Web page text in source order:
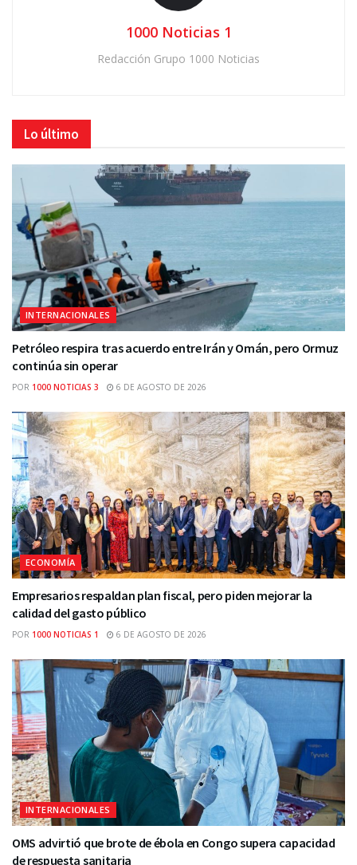
1000 Noticias 1
Redacción Grupo 1000 Noticias
Lo último
INTERNACIONALES
Petróleo respira tras acuerdo entre Irán y Omán, pero Ormuz
continúa sin operar
POR 1000 NOTICIAS 3 6 DE AGOSTO DE 2026
ECONOMÍA
Empresarios respaldan plan fiscal, pero piden mejorar la
calidad del gasto público
POR 1000 NOTICIAS 1 6 DE AGOSTO DE 2026
INTERNACIONALES
OMS advirtió que brote de ébola en Congo supera capacidad
de respuesta sanitaria